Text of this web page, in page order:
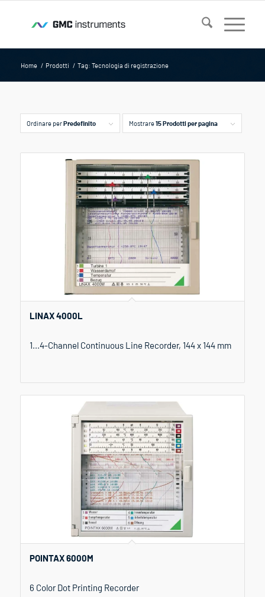
Home / Prodotti / Tag: Tecnologia di registrazione
Ordinare perPredefinito Mostrare15 Prodotti per pagina
LINAX 4000L
1...4-Channel Continuous Line Recorder, 144 x 144 mm
POINTAX 6000M
6 Color Dot Printing Recorder